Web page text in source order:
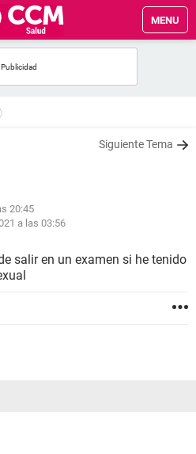
MENU
Siguiente Tema
20:45
a las 03:56
salir en un examen si he tenido